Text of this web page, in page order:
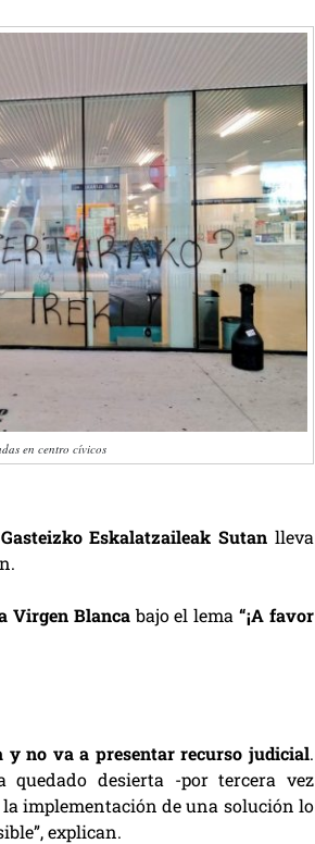
en centro cívicos
Gasteizko Eskalatzaileak Sutan lleva
Virgen Blancabajo el lema“¡A favor
y no va a presentar recurso judicial.
desierta -por tercera vez
implementación de una solución lo
explican.